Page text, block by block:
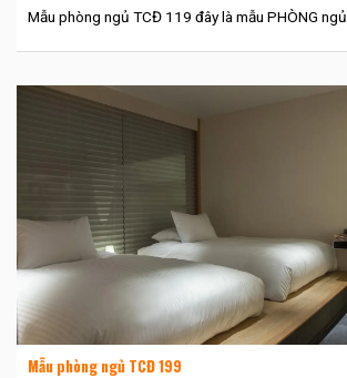
Mẫu phòng ngủ TCĐ 119 đây là mẫu PHÒNG ngủ
Mẫu phòng ngủ TCĐ 199